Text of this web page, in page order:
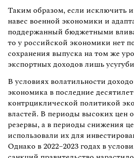
Таким образом, если исключить
навес военной экономики и
поддержанный бюджетными
то у российской экономики нет
сохранения выпуска на том же
экспортных доходов лишь
В условиях волатильности
экономика в последние
контрциклической политикой
властей. В периоды высоких цен
резервы, а в периоды снижения
использовали их для
Однако в 2022–2023 годах в